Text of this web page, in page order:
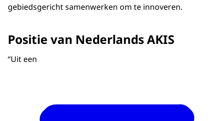
gebiedsgericht samenwerken om te innoveren.
Positie van Nederlands AKIS
“Uit een